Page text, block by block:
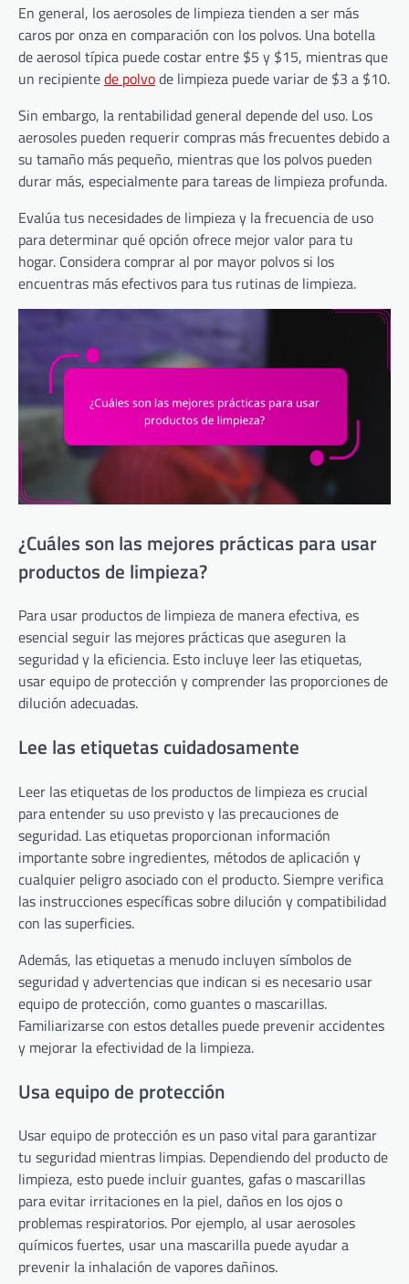
En general, los aerosoles de limpieza tienden a ser más
caros por onza en comparación con los polvos. Una botella
de aerosol típica puede costar entre $5 y $15, mientras que
un recipientede polvode limpieza puede variar de $3 a $10.
Sin embargo, la rentabilidad general depende del uso. Los
aerosoles pueden requerir compras más frecuentes debido a
su tamaño más pequeño, mientras que los polvos pueden
durar más, especialmente para tareas de limpieza profunda.
Evalúa tus necesidades de limpieza y la frecuencia de uso
para determinar qué opción ofrece mejor valor para tu
hogar. Considera comprar al por mayor polvos si los
encuentras más efectivos para tus rutinas de limpieza.
¿Cuáles son las mejores prácticas para usar
productos de limpieza?
Para usar productos de limpieza de manera efectiva, es
esencial seguir las mejores prácticas que aseguren la
seguridad y la eficiencia. Esto incluye leer las etiquetas,
usar equipo de protección y comprender las proporciones de
dilución adecuadas.
Lee las etiquetas cuidadosamente
Leer las etiquetas de los productos de limpieza es crucial
para entender su uso previsto y las precauciones de
seguridad. Las etiquetas proporcionan información
importante sobre ingredientes, métodos de aplicación y
cualquier peligro asociado con el producto. Siempre verifica
las instrucciones específicas sobre dilución y compatibilidad
con las superficies.
Además, las etiquetas a menudo incluyen símbolos de
seguridad y advertencias que indican si es necesario usar
equipo de protección, como guantes o mascarillas.
Familiarizarse con estos detalles puede prevenir accidentes
y mejorar la efectividad de la limpieza.
Usa equipo de protección
Usar equipo de protección es un paso vital para garantizar
tu seguridad mientras limpias. Dependiendo del producto de
limpieza, esto puede incluir guantes, gafas o mascarillas
para evitar irritaciones en la piel, daños en los ojos o
problemas respiratorios. Por ejemplo, al usar aerosoles
químicos fuertes, usar una mascarilla puede ayudar a
prevenir la inhalación de vapores dañinos.